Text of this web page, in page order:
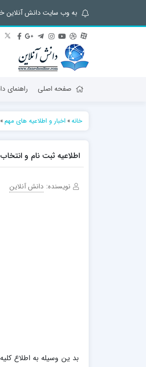
به وب سایت دانش آنلاین
صفحه اصلی راهنمای
خانه» اخبار و اطلاعیه های مهم»
اطلاعیه ثبت ‌نام و انتخاب
نویسنده: دانش آنلاین